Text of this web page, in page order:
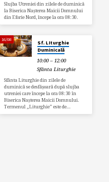
Slujba Utreniei din zilele de duminică
la Biserica Nașterea Maicii Domnului
din Eforie Nord, începe la ora 08:30.
16/08
Sf. LIturghie
Duminicală
10:00 – 12:00
Sfânta Liturghie
Sfânta Liturghie din zilele de
duminică se desfășoară după slujba
utreniei care începe la ora 08:30 în
Biserica Nașterea Maicii Domnului.
Termenul „Liturghie” este de…